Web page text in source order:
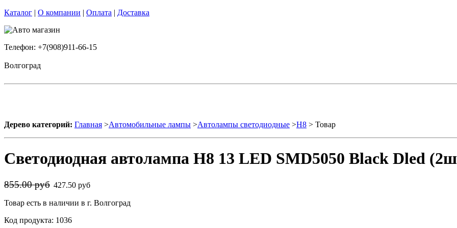
Каталог | О компании | Оплата | Доставка
Телефон: +7(908)911-66-15
Волгоград
Дерево категорий: Главная >Автомобильные лампы >Автолампы светодиодные >H8 > Товар
Светодиодная автолампа H8 13 LED SMD5050 Black Dled
855.00 руб 427.50 руб
Товар есть в наличии в г. Волгоград
Код продукта: 1036